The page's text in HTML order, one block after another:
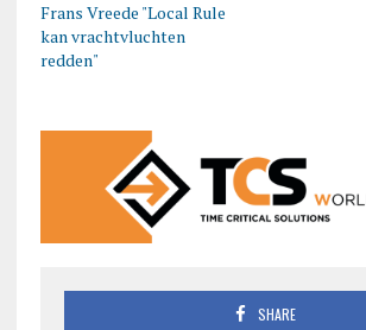
Frans Vreede "Local Rule
kan vrachtvluchten
redden"
SHARE